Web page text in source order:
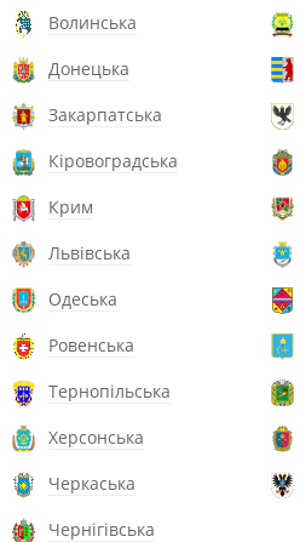
Волинська
Донецька
Закарпатська
Кіровоградська
Крим
Львівська
Одеська
Ровенська
Тернопільська
Херсонська
Черкаська
Чернігівська